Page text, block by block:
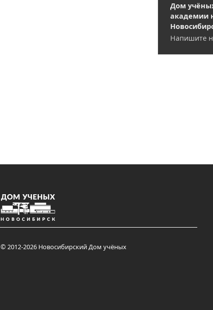
Дом
академии
Напишите
© 2012-2026 Новосибирский Дом учёных